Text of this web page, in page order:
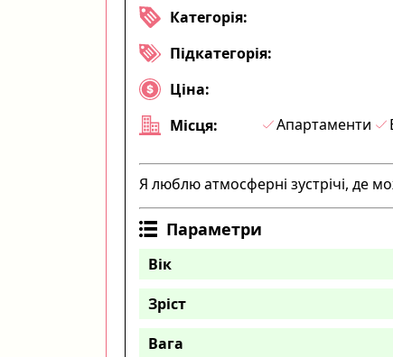
Категорія:
Підкатегорія:
Ціна:
Місця:
Апартаменти
Я люблю атмосферні зустрічі, де
Параметри
Вік
Зріст
Вага